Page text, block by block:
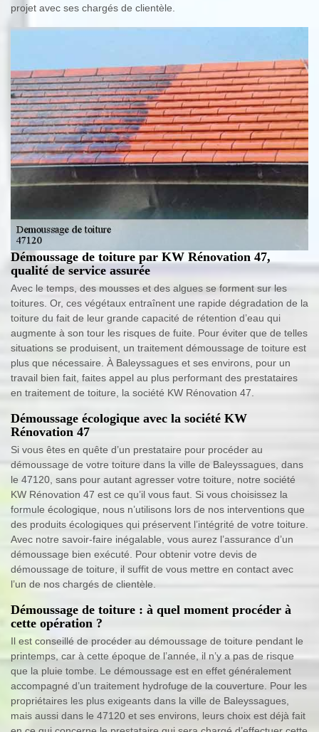
projet avec ses chargés de clientèle.
Démoussage de toiture par KW Rénovation 47,
qualité de service assurée
Avec le temps, des mousses et des algues se forment sur les
toitures. Or, ces végétaux entraînent une rapide dégradation de la
toiture du fait de leur grande capacité de rétention d’eau qui
augmente à son tour les risques de fuite. Pour éviter que de telles
situations se produisent, un traitement démoussage de toiture est
plus que nécessaire. À Baleyssagues et ses environs, pour un
travail bien fait, faites appel au plus performant des prestataires
en traitement de toiture, la société KW Rénovation 47.
Démoussage écologique avec la société KW
Rénovation 47
Si vous êtes en quête d’un prestataire pour procéder au
démoussage de votre toiture dans la ville de Baleyssagues, dans
le 47120, sans pour autant agresser votre toiture, notre société
KW Rénovation 47 est ce qu’il vous faut. Si vous choisissez la
formule écologique, nous n’utilisons lors de nos interventions que
des produits écologiques qui préservent l’intégrité de votre toiture.
Avec notre savoir-faire inégalable, vous aurez l’assurance d’un
démoussage bien exécuté. Pour obtenir votre devis de
démoussage de toiture, il suffit de vous mettre en contact avec
l’un de nos chargés de clientèle.
Démoussage de toiture : à quel moment procéder à
cette opération ?
Il est conseillé de procéder au démoussage de toiture pendant le
printemps, car à cette époque de l’année, il n’y a pas de risque
que la pluie tombe. Le démoussage est en effet généralement
accompagné d’un traitement hydrofuge de la couverture. Pour les
propriétaires les plus exigeants dans la ville de Baleyssagues,
mais aussi dans le 47120 et ses environs, leurs choix est déjà fait